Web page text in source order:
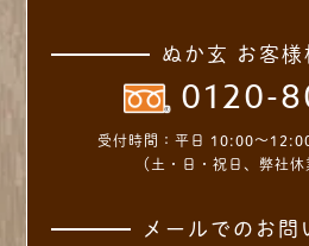
ぬか玄 お客様
0120-
受付時間： 平日 10:00～
（土・日・祝日、弊社休
メールでのお問